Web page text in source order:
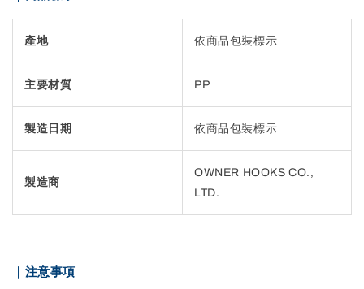
產地 依商品包裝標示
主要材質 PP
製造日期 依商品包裝標示
製造商
OWNER HOOKS CO.,
LTD.
｜注意事項